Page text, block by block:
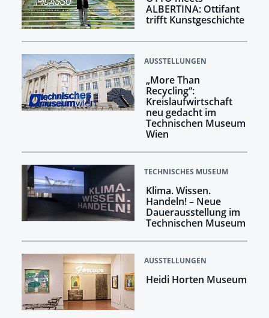
ALBERTINA: Ottifant
trifft Kunstgeschichte
AUSSTELLUNGEN
„More Than
Recycling“:
Kreislaufwirtschaft
neu gedacht im
Technischen Museum
Wien
TECHNISCHES MUSEUM
Klima. Wissen.
Handeln! –​​​​​​​ Neue
Dauerausstellung im
Technischen Museum
AUSSTELLUNGEN
Heidi Horten Museum